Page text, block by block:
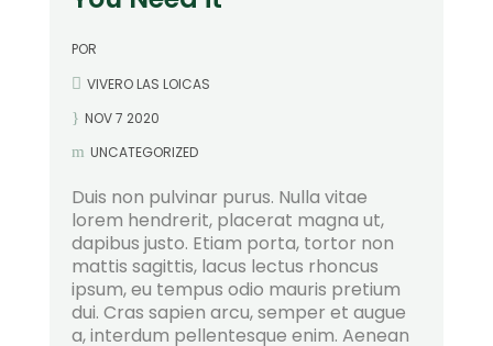
POR
VIVERO LAS LOICAS
NOV 7 2020
UNCATEGORIZED
Duis non pulvinar purus. Nulla vitae
lorem hendrerit, placerat magna ut,
dapibus justo. Etiam porta, tortor non
mattis sagittis, lacus lectus rhoncus
ipsum, eu tempus odio mauris pretium
dui. Cras sapien arcu, semper et augue
a, interdum pellentesque enim. Aenean